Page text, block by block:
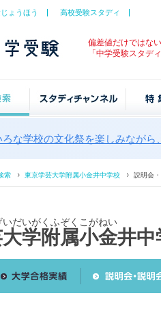
ょうほう 高校受験スタディ
偏差値だけではな
「中学受験スタディ
ろな学校の文化祭を楽しみながら
索 東京学芸大学附属小金井中学校 説明会
いだいがくふぞくこがねい
学附属小金井中